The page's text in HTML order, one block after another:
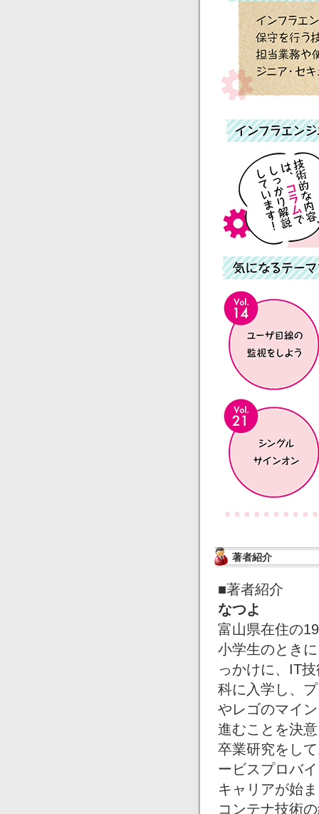
著者紹介
■著者紹介
なつよ
富山県在住の
小学生のとき
っかけに、IT
科に入学し、
やレゴのマイ
進むことを決
卒業研究をし
ービスプロバ
キャリアが始
コンテナ技術